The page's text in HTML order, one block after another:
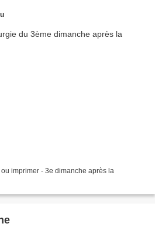
imprimer - 3e dimanche après la